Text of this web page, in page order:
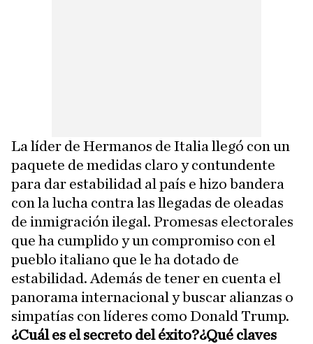
La líder de Hermanos de Italia llegó con un
paquete de medidas claro y contundente
para dar estabilidad al país e hizo bandera
con la lucha contra las llegadas de oleadas
de inmigración ilegal. Promesas electorales
que ha cumplido y un compromiso con el
pueblo italiano que le ha dotado de
estabilidad. Además de tener en cuenta el
panorama internacional y buscar alianzas o
simpatías con líderes como Donald Trump.
¿Cuál es el secreto del éxito?¿Qué claves